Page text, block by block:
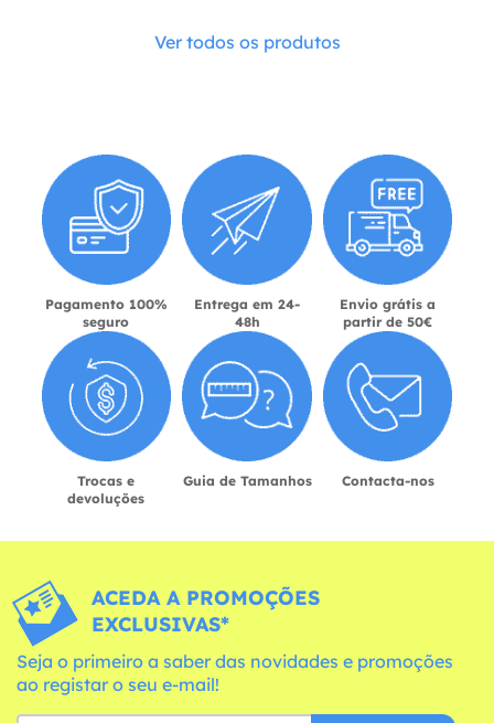
Ver todos os produtos
Pagamento 100%
seguro
Entrega em 24-
48h
Envio grátis a
partir de 50€
Trocas e
devoluções
Guia de Tamanhos Contacta-nos
ACEDA A PROMOÇÕES
EXCLUSIVAS*
Seja o primeiro a saber das novidades e promoções
ao registar o seu e-mail!